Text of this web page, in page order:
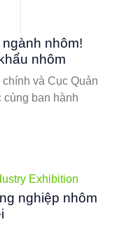
nhôm!
nhôm
và Cục Quản
cùng ban hành
nghiệp nhôm